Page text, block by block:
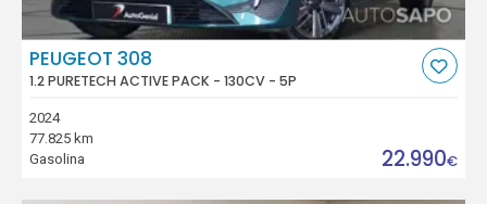
PEUGEOT 308
1.2 PURETECH ACTIVE PACK - 130CV - 5P
2024
77.825 km
Gasolina
22.990€